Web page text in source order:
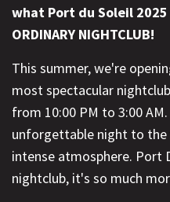
what Port du Soleil 2025
ORDINARY NIGHTCLUB!
This summer, we're
most spectacular
from 10:00 PM to 3:00
unforgettable night to the
intense atmosphere. Port
nightclub, it's so much